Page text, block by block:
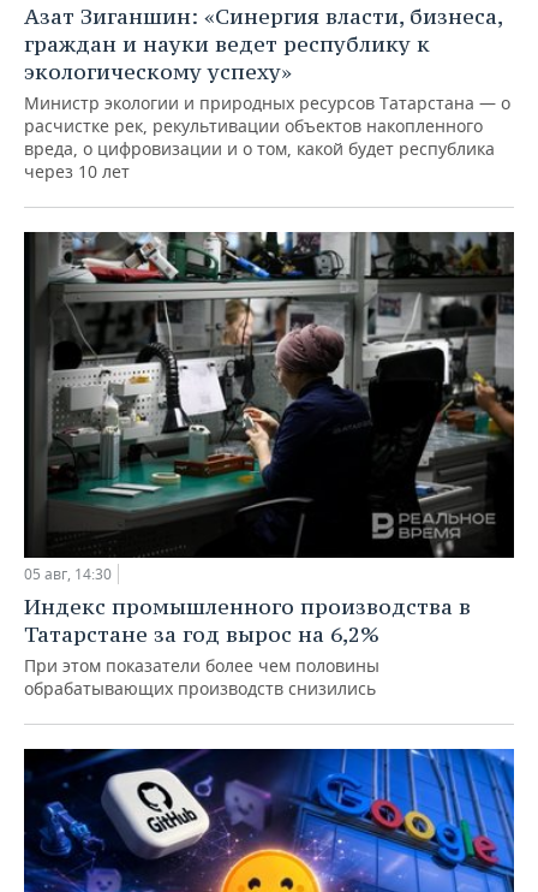
Азат Зиганшин: «Синергия власти, бизнеса,
граждан и науки ведет республику к
экологическому успеху»
Министр экологии и природных ресурсов Татарстана — о
расчистке рек, рекультивации объектов накопленного
вреда, о цифровизации и о том, какой будет республика
через 10 лет
05 авг, 14:30
Индекс промышленного производства в
Татарстане за год вырос на 6,2%
При этом показатели более чем половины
обрабатывающих производств снизились